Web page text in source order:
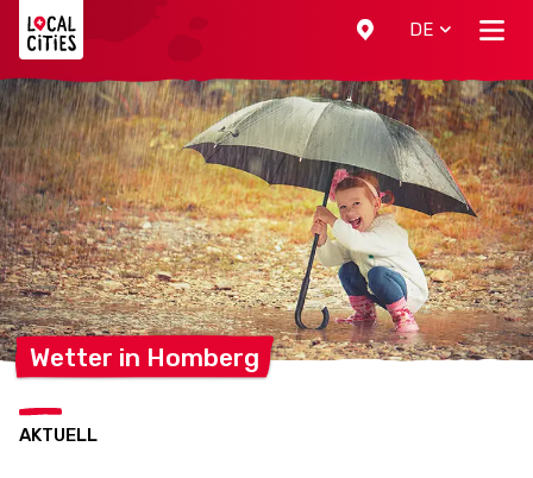
DE
Wetter in Homberg
AKTUELL